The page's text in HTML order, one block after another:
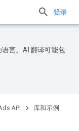
登录
言。AI 翻译可能包
API 库和示例